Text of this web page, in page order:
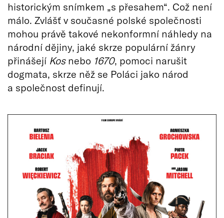
historickým snímkem „s přesahem“. Což není
málo. Zvlášť v současné polské společnosti
mohou právě takové nekonformní náhledy na
národní dějiny, jaké skrze populární žánry
přinášejí Kosnebo 1670, pomoci narušit
dogmata, skrze něž se Poláci jako národ
a společnost definují.